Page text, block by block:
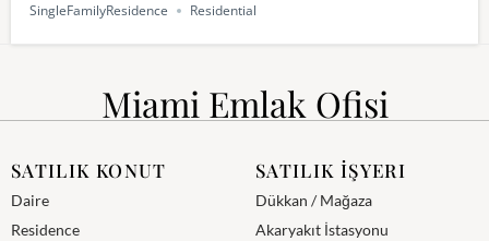
SingleFamilyResidence
Residential
Miami Emlak Ofisi
SATILIK KONUT
Daire
Residence
SATILIK İŞYERI
Dükkan / Mağaza
Akaryakıt İstasyonu